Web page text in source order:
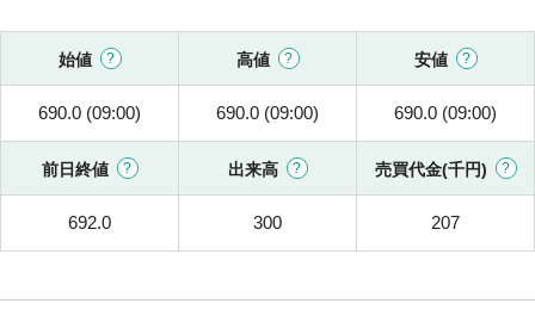
始値 高値 安値
690.0 (09:00) 690.0 (09:00) 690.0 (09:00)
前日終値 出来高 売買代金(千円)
692.0 300 207